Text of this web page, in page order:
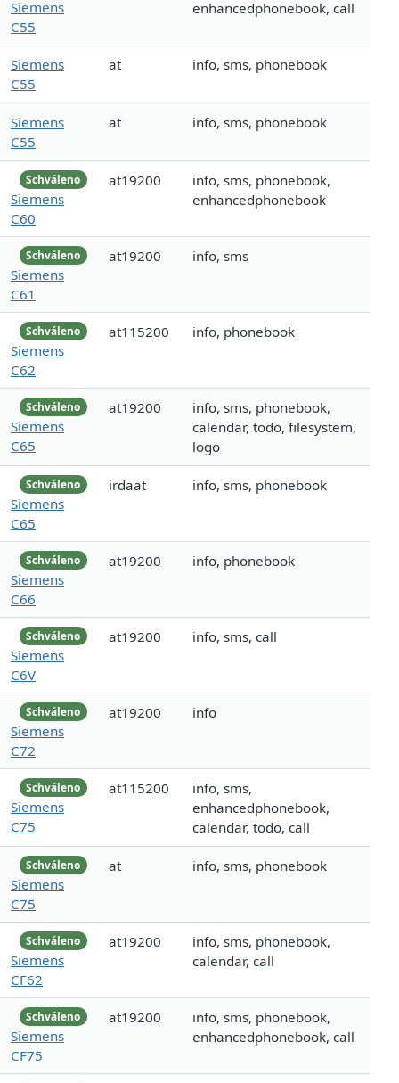
Siemens
C55
enhancedphonebook, call
Siemens
C55
at info, sms, phonebook
Siemens
C55
at info, sms, phonebook
Schváleno
Siemens
C60
at19200
info, sms, phonebook,
enhancedphonebook
Schváleno
Siemens
C61
at19200 info, sms
Schváleno
Siemens
C62
at115200 info, phonebook
Schváleno
Siemens
C65
at19200
info, sms, phonebook,
calendar, todo, filesystem,
logo
Schváleno
Siemens
C65
irdaat info, sms, phonebook
Schváleno
Siemens
C66
at19200 info, phonebook
Schváleno
Siemens
C6V
at19200 info, sms, call
Schváleno
Siemens
C72
at19200 info
Schváleno
Siemens
C75
at115200
info, sms,
enhancedphonebook,
calendar, todo, call
Schváleno
Siemens
C75
at info, sms, phonebook
Schváleno
Siemens
CF62
at19200
info, sms, phonebook,
calendar, call
Schváleno
Siemens
CF75
at19200
info, sms, phonebook,
enhancedphonebook, call